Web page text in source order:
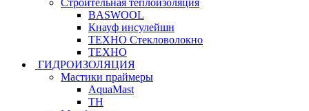
Строительная теплоизоляция
BASWOOL
Кнауф инсулейшн
ТЕХНО Стекловолокно
ТЕХНО
ГИДРОИЗОЛЯЦИЯ
Мастики праймеры
AquaMast
ТН